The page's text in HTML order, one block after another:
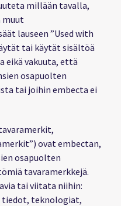
millään tavalla,
muut
lauseen ”Used with
tai käytät sisältöä
eikä vakuuta, että
osapuolten
tai joihin embecta ei
ovat embectan,
osapuolten
tavaramerkkejä.
tai viitata niihin:
teknologiat,